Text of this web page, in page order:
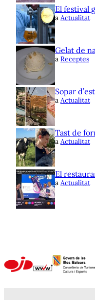
El festival
a Actualitat
Gelat de
a Receptes
Sopar
a Actualitat
Tast de
a Actualitat
El
a Actualitat